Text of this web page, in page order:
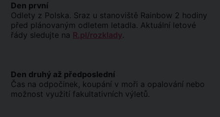
Den první
Odlety z Polska. Sraz u stanoviště Rainbow 2 hodiny
před plánovaným odletem letadla. Aktuální letové
řády sledujte na R.pl/rozklady.
Den druhý až předposlední
Čas na odpočinek, koupání v moři a opalování nebo
možnost využití fakultativních výletů.